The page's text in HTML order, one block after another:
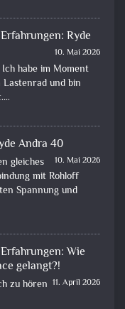
Erfahrungen: Ryde
10. Mai 2026
habe im Moment
Lastenrad und bin
Andra 40
10. Mai 2026
gleiches
mit Rohloff
Spannung und
Erfahrungen: Wie
gelangt?!
11. April 2026
zu hören